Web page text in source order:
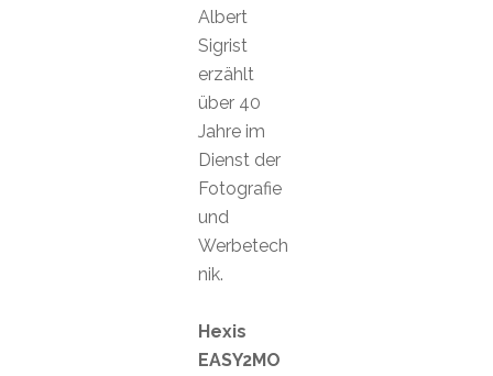
Albert
Sigrist
erzählt
über 40
Jahre im
Dienst der
Fotografie
und
Werbetech
nik.
Hexis
EASY2MO